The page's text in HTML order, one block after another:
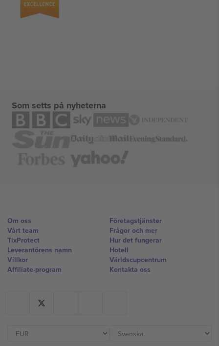
Som setts på nyheterna
Om oss
Vårt team
TixProtect
Leverantörens namn
Villkor
Affiliate-program
Företagstjänster
Frågor och mer
Hur det fungerar
Hotell
Världscupcentrum
Kontakta oss